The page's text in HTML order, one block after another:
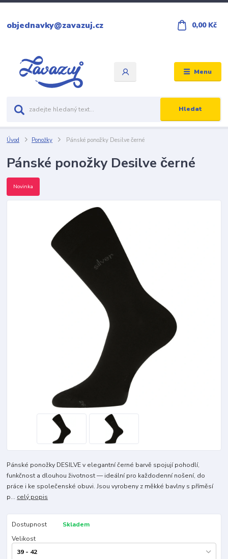
Menu
Hledat
objednavky@zavazuj.cz 0,00 Kč
Úvod Ponožky Pánské ponožky Desilve černé
Pánské ponožky Desilve černé
Novinka
Pánské ponožky DESILVE v elegantní černé barvě spojují pohodlí,
funkčnost a dlouhou životnost — ideální pro každodenní nošení, do
práce i ke společenské obuvi. Jsou vyrobeny z měkké bavlny s příměsí
p... celý popis
Dostupnost
Skladem
Velikost